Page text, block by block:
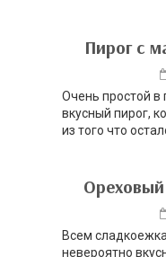
Пирог с
Очень простой в
вкусный пирог,
из того что
Всем
невероятно